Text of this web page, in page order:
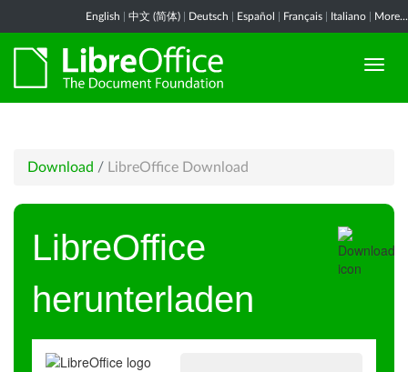
English 中文 (简体) Deutsch Español Français Italiano More...
Download / LibreOffice Download
LibreOffice
herunterladen